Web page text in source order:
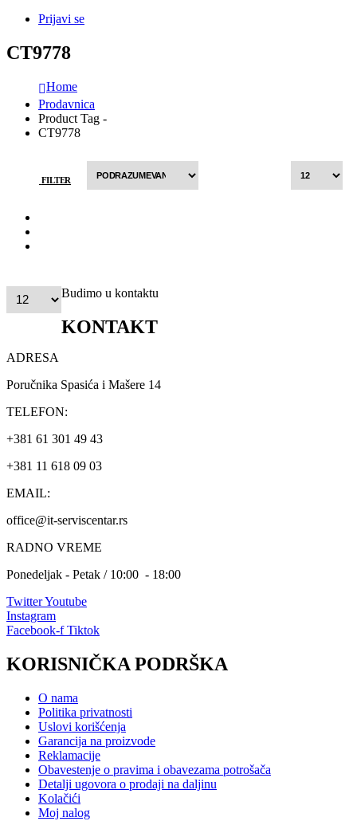
Prijavi se
CT9778
Home
Prodavnica
Product Tag -
CT9778
FILTER
Budimo u kontaktu
KONTAKT
ADRESA
Poručnika Spasića i Mašere 14
TELEFON:
+381 61 301 49 43
+381 11 618 09 03
EMAIL:
office@it-serviscentar.rs
RADNO VREME
Ponedeljak - Petak / 10:00 - 18:00
TwitterYoutube
Instagram
Facebook-f Tiktok
KORISNIČKA PODRŠKA
O nama
Politika privatnosti
Uslovi korišćenja
Garancija na proizvode
Reklamacije
Obavestenje o pravima i obavezama potrošača
Detalji ugovora o prodaji na daljinu
Kolačići
Moj nalog